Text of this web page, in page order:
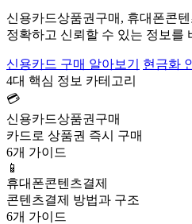
신용카드상품권구매, 휴대폰콘
정확하고 신뢰할 수 있는 정보를
신용카드 구매 알아보기
현금화
4대 핵심 정보 카테고리
💳
신용카드상품권구매
카드로 상품권 즉시 구매
6개 가이드
📱
휴대폰콘텐츠결제
콘텐츠결제 방법과 구조
6개 가이드